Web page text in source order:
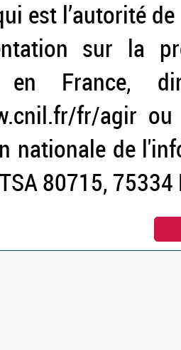
est l’autorité
sur la
en France,
fr/agir
nationale de
80715, 75334